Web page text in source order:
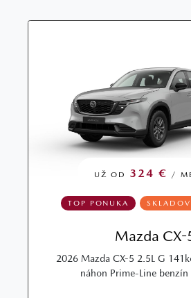
UŽ OD 324 € /
TOP PONUKA
Mazda CX-
2026 Mazda CX-5 2.5L G
náhon Prime-Line